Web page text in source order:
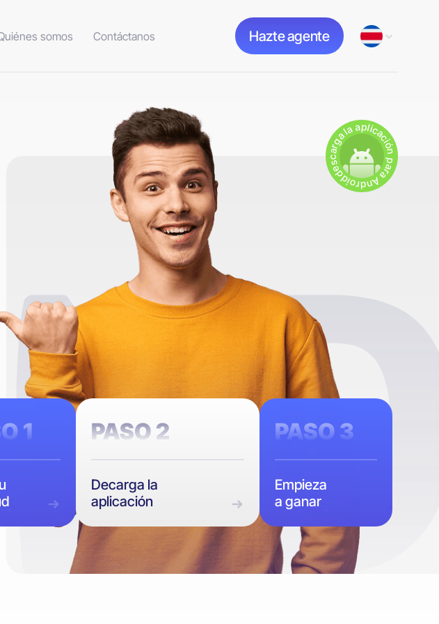
somos Contáctanos Hazte agente
descarga la aplicación para Android.
1 PASO 2
Decarga la
aplicación
PASO 3
Empieza
a ganar